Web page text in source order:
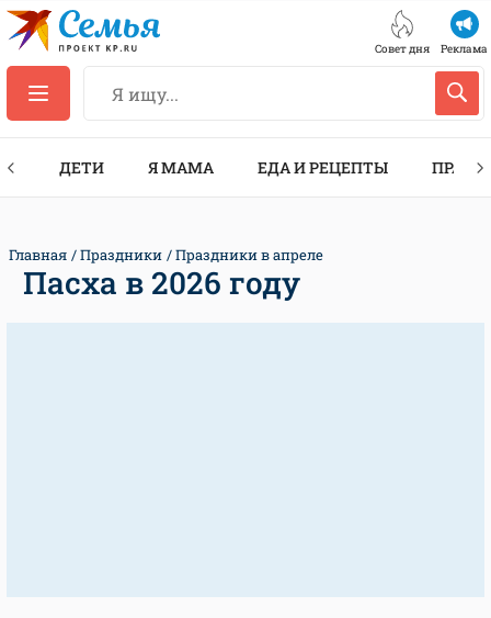
Совет дня Реклама
ДЕТИ Я МАМА ЕДА И РЕЦЕПТЫ
Главная Праздники Праздники в апреле
Пасха в 2026 году